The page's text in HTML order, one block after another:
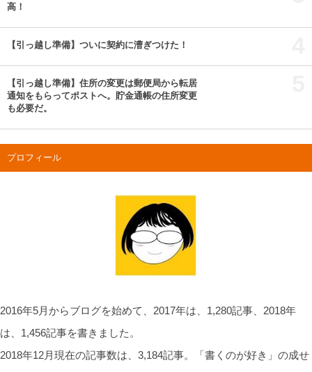
高！
【引っ越し準備】ついに契約に漕ぎつけた！
【引っ越し準備】住所の変更は郵便局から転居
通知をもらってポストへ。貯金通帳の住所変更
も必要だ。
プロフィール
2016年5月からブログを始めて、2017年は、1,280記事、2018年
は、1,456記事を書きました。
2018年12月現在の記事数は、3,184記事。「書くのが好き」の成せ